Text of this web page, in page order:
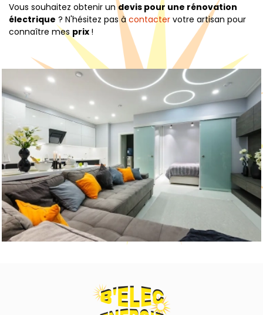
Vous souhaitez obtenir undevis pour une rénovation
électrique ? N'hésitez pas àcontacter votre artisan pour
connaître mes prix !